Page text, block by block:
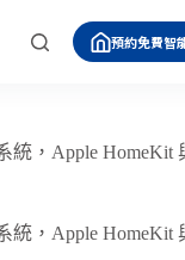
預約免費智
統，Apple HomeKit
統，Apple HomeKit